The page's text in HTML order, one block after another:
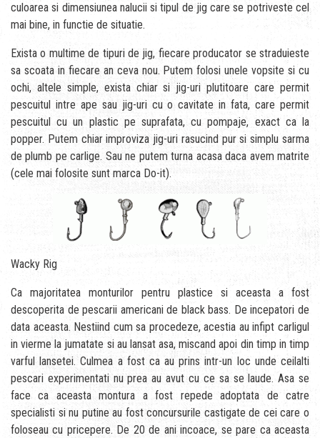
culoarea si dimensiunea nalucii si tipul de jig care se potriveste cel
mai bine, in functie de situatie.
Exista o multime de tipuri de jig, fiecare producator se straduieste
sa scoata in fiecare an ceva nou. Putem folosi unele vopsite si cu
ochi, altele simple, exista chiar si jig-uri plutitoare care permit
pescuitul intre ape sau jig-uri cu o cavitate in fata, care permit
pescuitul cu un plastic pe suprafata, cu pompaje, exact ca la
popper. Putem chiar improviza jig-uri rasucind pur si simplu sarma
de plumb pe carlige. Sau ne putem turna acasa daca avem matrite
(cele mai folosite sunt marca Do-it).
Wacky Rig
Ca majoritatea monturilor pentru plastice si aceasta a fost
descoperita de pescarii americani de black bass. De incepatori de
data aceasta. Nestiind cum sa procedeze, acestia au infipt carligul
in vierme la jumatate si au lansat asa, miscand apoi din timp in timp
varful lansetei. Culmea a fost ca au prins intr-un loc unde ceilalti
pescari experimentati nu prea au avut cu ce sa se laude. Asa se
face ca aceasta montura a fost repede adoptata de catre
specialisti si nu putine au fost concursurile castigate de cei care o
foloseau cu pricepere. De 20 de ani incoace, se pare ca aceasta